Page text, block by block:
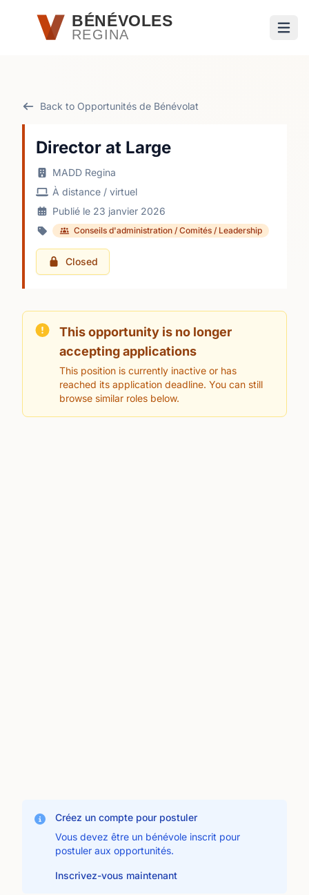
Passer au contenu principal
BÉNÉVOLES
REGINA
Back to Opportunités de Bénévolat
Director at Large
MADD Regina
À distance / virtuel
Publié le 23 janvier 2026
Conseils d'administration / Comités / Leadership
Closed
This opportunity is no longer
accepting applications
This position is currently inactive or has
reached its application deadline. You can still
browse similar roles below.
Créez un compte pour postuler
Vous devez être un bénévole inscrit pour
postuler aux opportunités.
Inscrivez-vous maintenant